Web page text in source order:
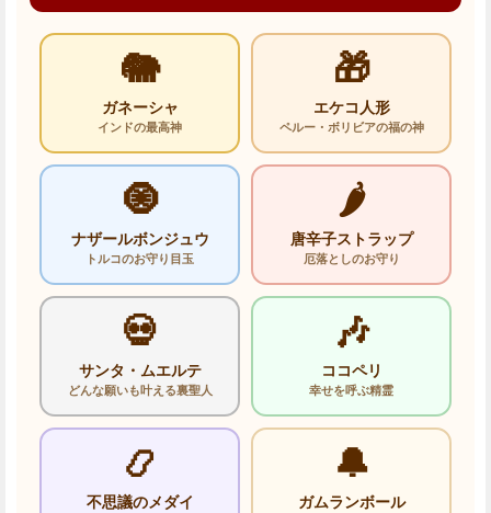
🐘
ガネーシャ
インドの最高神
🎁
エケコ人形
ペルー・ボリビアの福の神
🧿
ナザールボンジュウ
トルコのお守り目玉
🌶️
唐辛子ストラップ
厄落としのお守り
💀
サンタ・ムエルテ
どんな願いも叶える裏聖人
🎶
ココペリ
幸せを呼ぶ精霊
📿
不思議のメダイ
🔔
ガムランボール